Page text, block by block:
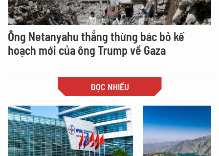
Ông Netanyahu thẳng thừng bác bỏ kế
hoạch mới của ông Trump về Gaza
ĐỌC NHIỀU